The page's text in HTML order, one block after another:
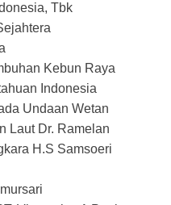
Tbk
Kebun Raya
Indonesia
Undaan Wetan
Laut Dr. Ramelan
H.S Samsoeri